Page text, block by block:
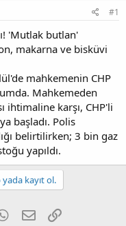
#1
'Mutlak butlan'
makarna ve bisküvi
mahkemenin CHP
Mahkemeden
ihtimaline karşı, CHP'li
başladı. Polis
belirtilirken; 3 bin gaz
yapıldı.
kayıt ol.
WhatsApp
E-posta